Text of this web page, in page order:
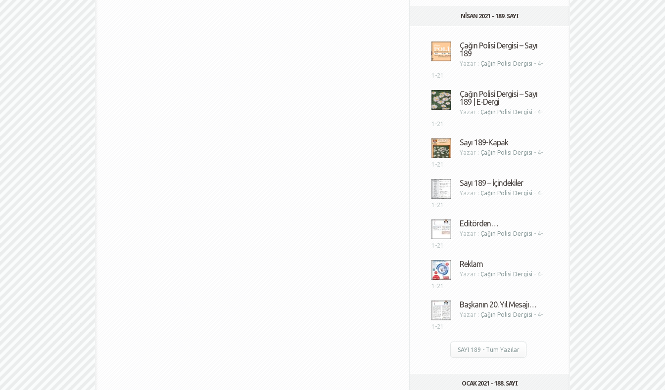
NISAN 2021 – 189. SAYI
Çağın Polisi Dergisi – Sayı
189
Yazar : Çağın Polisi Dergisi - 4-
1-21
Çağın Polisi Dergisi – Sayı
189 | E-Dergi
Yazar : Çağın Polisi Dergisi - 4-
1-21
Sayı 189-Kapak
Yazar : Çağın Polisi Dergisi - 4-
1-21
Sayı 189 – İçindekiler
Yazar : Çağın Polisi Dergisi - 4-
1-21
Editörden…
Yazar : Çağın Polisi Dergisi - 4-
1-21
Reklam
Yazar : Çağın Polisi Dergisi - 4-
1-21
Başkanın 20. Yıl Mesajı…
Yazar : Çağın Polisi Dergisi - 4-
1-21
SAYI 189 - Tüm Yazılar
OCAK 2021 – 188. SAYI